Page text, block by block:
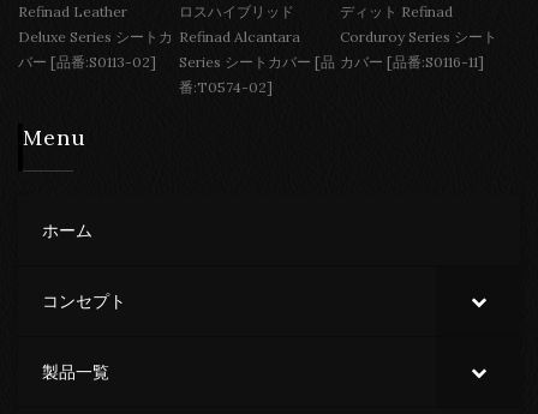
Refinad Leather
Deluxe Series シートカ
バー [品番:S0113-02]
ロスハイブリッド
Refinad Alcantara
Series シートカバー [品
番:T0574-02]
ディット Refinad
Corduroy Series シート
カバー [品番:S0116-11]
Menu
ホーム
コンセプト
製品一覧